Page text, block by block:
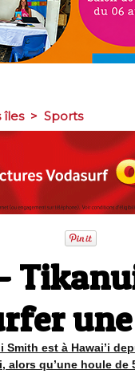
îles > Sports
est à Hawai’i
alors qu’une houle